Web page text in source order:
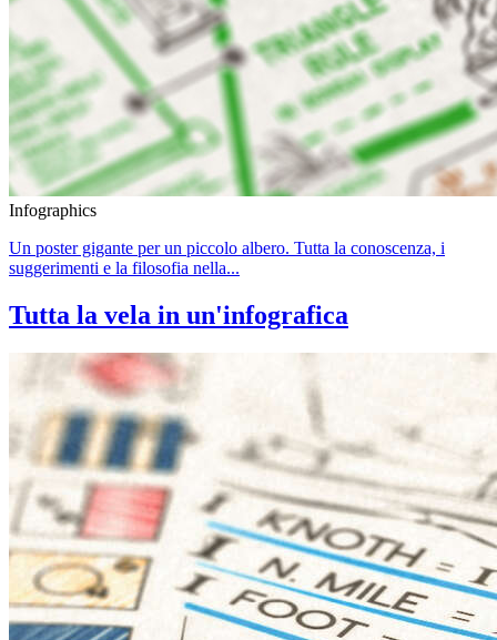
Infographics
Un poster gigante per un piccolo albero. Tutta la conoscenza, i
suggerimenti e la filosofia nella...
Tutta la vela in un'infografica